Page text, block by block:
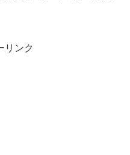
リンク